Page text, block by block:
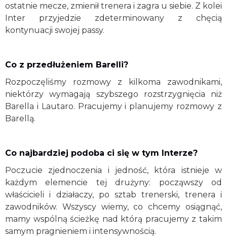
ostatnie mecze, zmienił trenera i zagra u siebie. Z kolei
Inter przyjedzie zdeterminowany z chęcią
kontynuacji swojej passy.
Co z przedłużeniem Barelli?
Rozpoczęliśmy rozmowy z kilkoma zawodnikami,
niektórzy wymagają szybszego rozstrzygnięcia niż
Barella i Lautaro. Pracujemy i planujemy rozmowy z
Barellą.
Co najbardziej podoba ci się w tym Interze?
Poczucie zjednoczenia i jedność, która istnieje w
każdym elemencie tej drużyny: począwszy od
właścicieli i działaczy, po sztab trenerski, trenera i
zawodników. Wszyscy wiemy, co chcemy osiągnąć,
mamy wspólną ścieżkę nad którą pracujemy z takim
samym pragnieniem i intensywnością.